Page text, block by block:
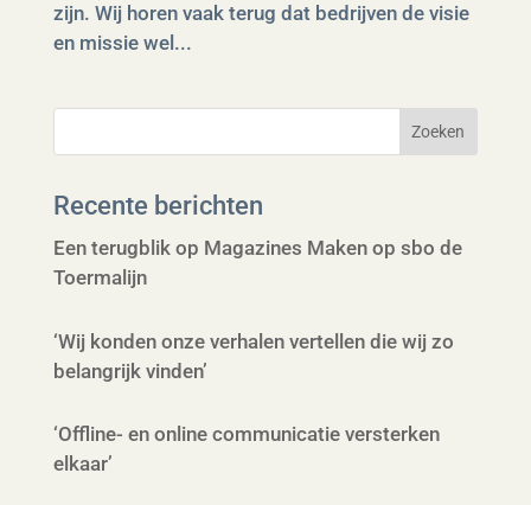
zijn. Wij horen vaak terug dat bedrijven de visie
en missie wel...
Recente berichten
Een terugblik op Magazines Maken op sbo de
Toermalijn
‘Wij konden onze verhalen vertellen die wij zo
belangrijk vinden’
‘Offline- en online communicatie versterken
elkaar’